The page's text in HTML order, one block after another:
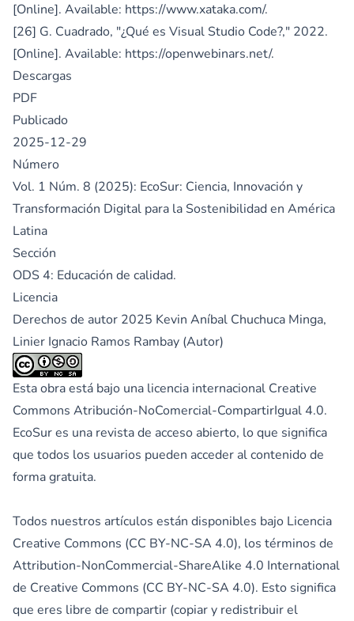
[Online]. Available: https://www.xataka.com/.
[26] G. Cuadrado, "¿Qué es Visual Studio Code?," 2022.
[Online]. Available: https://openwebinars.net/.
Descargas
PDF
Publicado
2025-12-29
Número
Vol. 1 Núm. 8 (2025): EcoSur: Ciencia, Innovación y
Transformación Digital para la Sostenibilidad en América
Latina
Sección
ODS 4: Educación de calidad.
Licencia
Derechos de autor 2025 Kevin Aníbal Chuchuca Minga,
Linier Ignacio Ramos Rambay (Autor)
Esta obra está bajo una licencia internacional Creative
Commons Atribución-NoComercial-CompartirIgual 4.0.
EcoSur es una revista de acceso abierto, lo que significa
que todos los usuarios pueden acceder al contenido de
forma gratuita.
Todos nuestros artículos están disponibles bajo Licencia
Creative Commons (CC BY-NC-SA 4.0), los términos de
Attribution-NonCommercial-ShareAlike 4.0 International
de Creative Commons (CC BY-NC-SA 4.0). Esto significa
que eres libre de compartir (copiar y redistribuir el